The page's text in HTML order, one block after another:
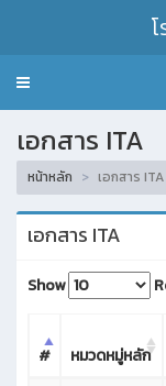
Toggle
เอกสาร ITA
หน้าหลัก เอกสาร ITA
เอกสาร ITA
Show
# หมวดหมู่หลัก